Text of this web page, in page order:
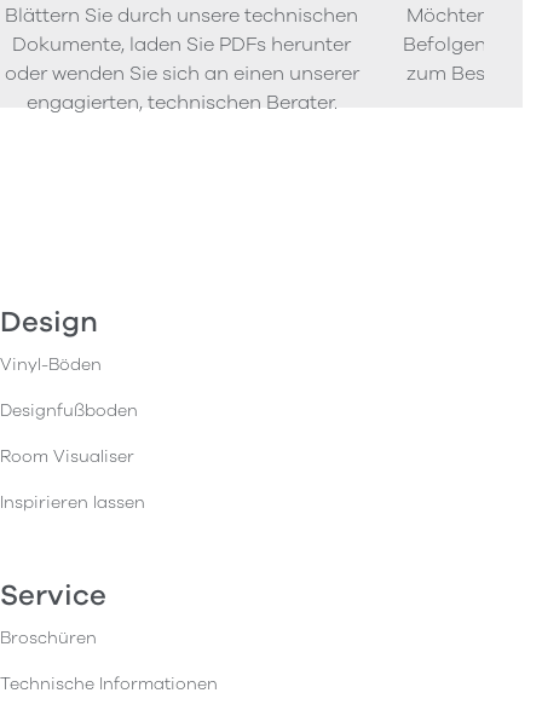
Blättern Sie durch unsere technischen
Dokumente, laden Sie PDFs herunter
oder wenden Sie sich an einen unserer
engagierten, technischen Berater.
Möchten Sie
Befolgen Sie
zum
Design
Vinyl-Böden
Designfußboden
Room Visualiser
Inspirieren lassen
Service
Broschüren
Technische Informationen